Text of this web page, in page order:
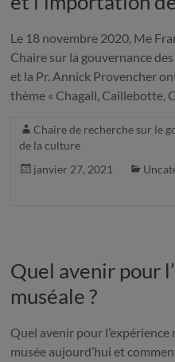
Le 18 novembre 2020, Me
Chaire sur la gouvernance
et la Pr. Annick Provencher
thème « Chagall, Caillebotte,
Chaire de recherche sur le
de la culture
janvier 27, 2021
Quel avenir pour
muséale ?
Quel avenir pour l’expérience
musée aujourd’hui et